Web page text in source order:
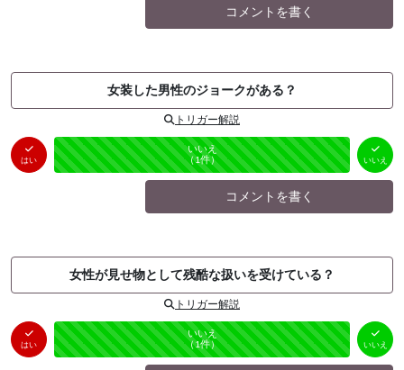
コメントを書く
女装した男性のジョークがある？
トリガー解説
はい
はい
（0件）
未投票
いいえ
（1件） いいえ
コメントを書く
女性が見せ物として残酷な扱いを受けている？
トリガー解説
はい
はい
（0件）
未投票
いいえ
（1件） いいえ